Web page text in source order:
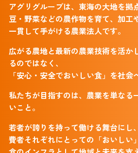
アグリグループは、東海の大地を拠
豆・野菜などの農作物を育て、加工
一貫して手がける農業法人です。
広がる農地と最新の農業技術を活か
るのではなく、
「安心・安全でおいしい食」を社会
私たちが目指すのは、農業を単なる
いこと。
若者が誇りを持って働ける舞台にし
費者それぞれにとっての「おいしい